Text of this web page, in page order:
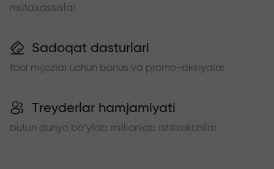
mutaxassislar
Sadoqat dasturlari
faol mijozlar uchun bonus va promo-aksiyalar
Treyderlar hamjamiyati
butun dunyo bo‘ylab millionlab ishtirokchilar